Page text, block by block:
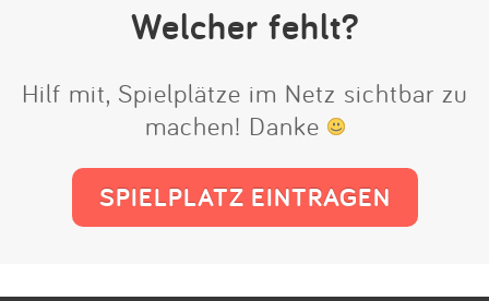
Welcher fehlt?
Hilf mit, Spielplätze im Netz sichtbar zu
machen! Danke
SPIELPLATZ EINTRAGEN